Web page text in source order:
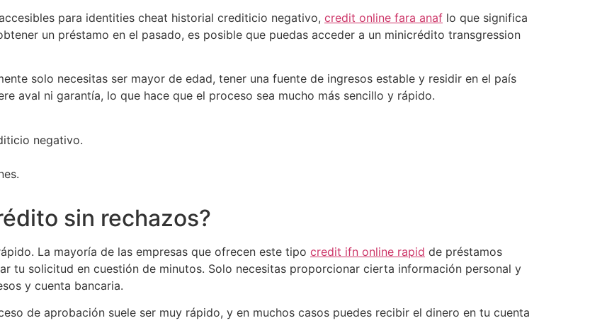
para identities cheat historial crediticio negativo, credit online fara anaf lo que significa
un préstamo en el pasado, es posible que puedas acceder a un minicrédito transgression
solo necesitas ser mayor de edad, tener una fuente de ingresos estable y residir en el país
aval ni garantía, lo que hace que el proceso sea mucho más sencillo y rápido.
negativo.
sin rechazos?
La mayoría de las empresas que ofrecen este tipo credit ifn online rapid de préstamos
tu solicitud en cuestión de minutos. Solo necesitas proporcionar cierta información personal y
y cuenta bancaria.
de aprobación suele ser muy rápido, y en muchos casos puedes recibir el dinero en tu cuenta